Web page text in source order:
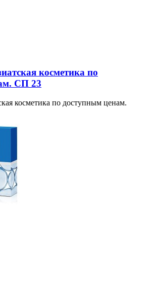
косметика по
СП 23
косметика по доступным ценам.